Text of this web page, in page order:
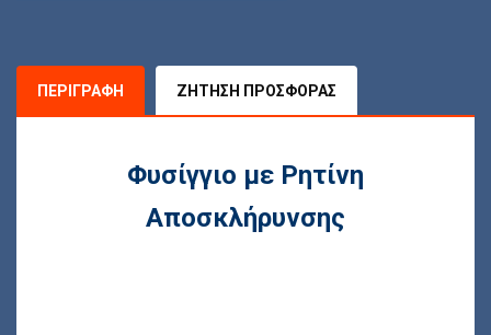
ΠΕΡΙΓΡΑΦΉ ΖΉΤΗΣΗ ΠΡΟΣΦΟΡΆΣ
Φυσίγγιο με Ρητίνη
Αποσκλήρυνσης